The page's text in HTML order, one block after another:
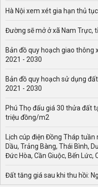
Hà Nội xem xét gia hạn thủ
Đường sẽ mở ở xã Nam Trực,
Bản đồ quy hoạch giao thông
2021 - 2030
Bản đồ quy hoạch sử dụng
2021 - 2030
Phú Thọ đấu giá 30 thửa đất
triệu đồng/m2
Lịch cúp điện Đồng Tháp
Dầu, Trảng Bàng, Thái Bình,
Đức Hòa, Cần Giuộc, Bến Lức,
Đất tăng giá sau khi thu hồi: